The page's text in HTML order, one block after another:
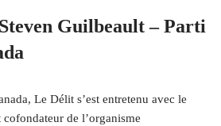
Guilbeault – Parti
Le Délit s’est entretenu avec le
de l’organisme